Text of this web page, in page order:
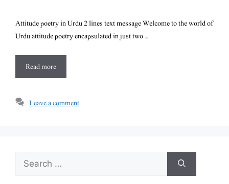
Attitude poetry in Urdu 2 lines text message Welcome to the world of
Urdu attitude poetry encapsulated in just two …
Read more
Leave a comment
Search
for: